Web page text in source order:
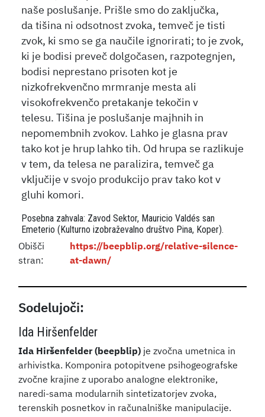
naše poslušanje. Prišle smo do zaključka,
da tišina ni odsotnost zvoka, temveč je tisti
zvok, ki smo se ga naučile ignorirati; to je zvok,
ki je bodisi preveč dolgočasen, razpotegnjen,
bodisi neprestano prisoten kot je
nizkofrekvenčno mrmranje mesta ali
visokofrekvenčo pretakanje tekočin v
telesu. Tišina je poslušanje majhnih in
nepomembnih zvokov. Lahko je glasna prav
tako kot je hrup lahko tih. Od hrupa se razlikuje
v tem, da telesa ne paralizira, temveč ga
vključije v svojo produkcijo prav tako kot v
gluhi komori.
Posebna zahvala: Zavod Sektor, Mauricio Valdés san
Emeterio (Kulturno izobraževalno društvo Pina, Koper).
Obišči
stran:
https://beepblip.org/relative-silence-
at-dawn/
Sodelujoči:
Ida Hiršenfelder
Ida Hiršenfelder (beepblip) je zvočna umetnica in
arhivistka. Komponira potopitvene psihogeografske
zvočne krajine z uporabo analogne elektronike,
naredi-sama modularnih sintetizatorjev zvoka,
terenskih posnetkov in računalniške manipulacije.